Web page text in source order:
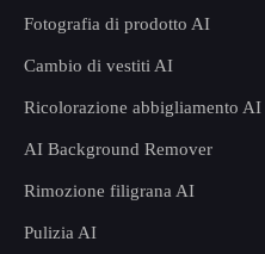
Fotografia di prodotto AI
Cambio di vestiti AI
Ricolorazione abbigliamento AI
AI Background Remover
Rimozione filigrana AI
Pulizia AI